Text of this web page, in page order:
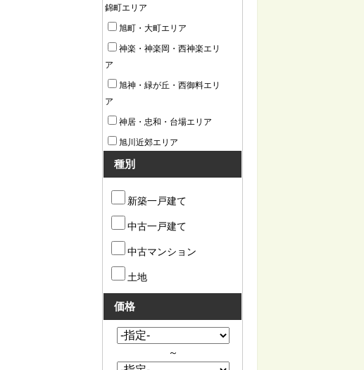
錦町エリア
旭町・大町エリア
神楽・神楽岡・西神楽エリ
ア
旭神・緑が丘・西御料エリ
ア
神居・忠和・台場エリア
旭川近郊エリア
種別
新築一戸建て
中古一戸建て
中古マンション
土地
価格
～